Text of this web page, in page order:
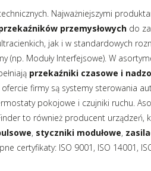
Najważniejszymi
przemysłowych do
jak i w standardowych
(np. Moduły Interfejsowe). W
przekaźniki czasowe i
firmy są systemy sterowania
pokojowe i czujniki ruchu.
to również producent urządzeń,
, styczniki modułowe,
certyfikaty: ISO 9001, ISO 14001,